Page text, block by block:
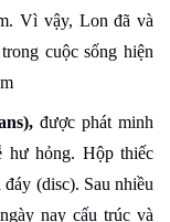
Vì vậy, Lon đã và
cuộc sống hiện
được phát minh
hư hỏng. Hộp thiếc
(disc). Sau nhiều
nay cấu trúc và